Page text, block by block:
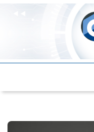
Cde4.com